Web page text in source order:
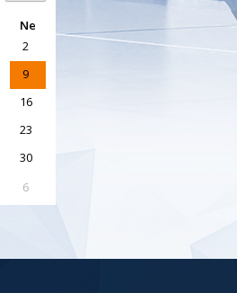
Ne
2
9
16
23
30
6